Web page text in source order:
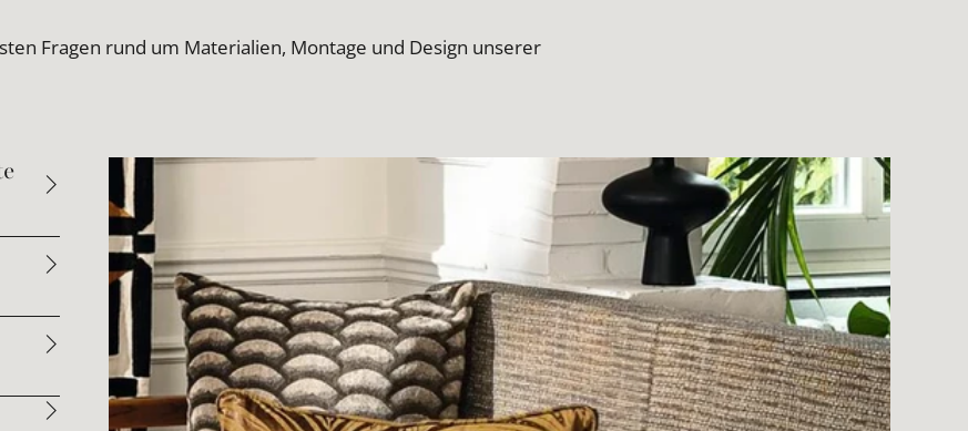
Fragen rund um Materialien, Montage und Design unserer